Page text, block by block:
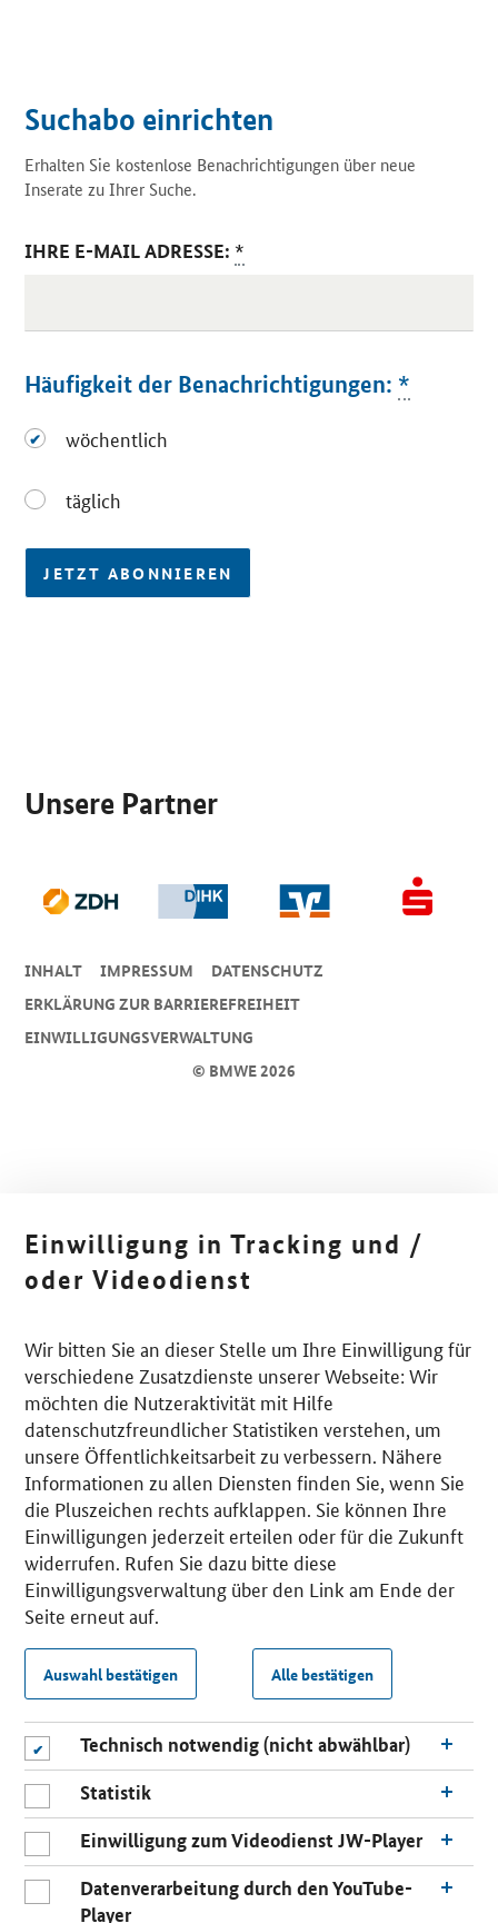
Suchabo einrichten
Erhalten Sie kostenlose Benachrichtigungen über neue
Inserate zu Ihrer Suche.
IHRE E-MAIL ADRESSE: *
Häufigkeit der Benachrichtigungen: *
wöchentlich
wöchentlich
täglich
täglich
JETZT ABONNIEREN
Unsere Partner
© BMWE 2026
INHALT IMPRESSUM
DA­TEN­SCHUTZ
ERKLÄRUNG ZUR BARRIEREFREIHEIT
EINWILLIGUNGSVERWALTUNG
Einwilligung in Tracking und /
oder Videodienst
Wir bitten Sie an dieser Stelle um Ihre Einwilligung für
verschiedene Zusatzdienste unserer Webseite: Wir
möchten die Nutzeraktivität mit Hilfe
datenschutzfreundlicher Statistiken verstehen, um
unsere Öffentlichkeitsarbeit zu verbessern. Nähere
Informationen zu allen Diensten finden Sie, wenn Sie
die Pluszeichen rechts aufklappen. Sie können Ihre
Einwilligungen jederzeit erteilen oder für die Zukunft
widerrufen. Rufen Sie dazu bitte diese
Einwilligungsverwaltung über den Link am Ende der
Seite erneut auf.
Auswahl bestätigen Alle bestätigen
Technisch notwendig (nicht abwählbar)
Statistik
Einwilligung zum Videodienst JW-Player
Datenverarbeitung durch den YouTube-
Player